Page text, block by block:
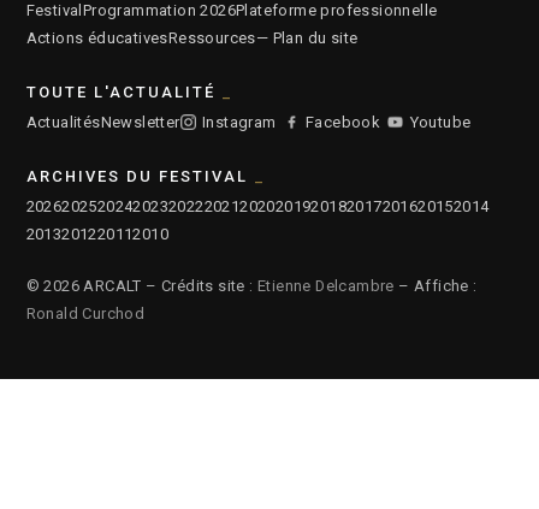
Festival Programmation 2026Plateforme professionnelle
Actions éducativesRessources— Plan du site
TOUTE L'ACTUALITÉ
ActualitésNewsletter Instagram Facebook Youtube
ARCHIVES DU FESTIVAL
2026202520242023202220212020201920182017201620152014
2013201220112010
© 2026 ARCALT – Crédits site : Etienne Delcambre – Affiche :
Ronald Curchod